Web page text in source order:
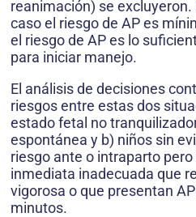
reanimación) se
caso el riesgo de AP es
el riesgo de AP es lo
para iniciar manejo.
El análisis de decisiones
riesgos entre estas dos
estado fetal no
espontánea y b) niños sin
riesgo ante o intraparto
inmediata inadecuada que
vigorosa o que presentan
minutos.